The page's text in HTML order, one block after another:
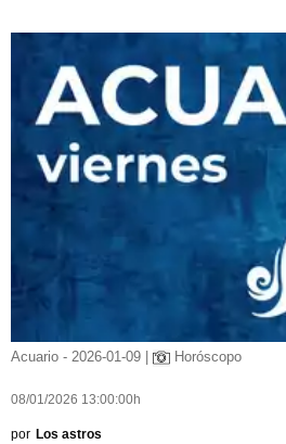
Acuario - 2026-01-09 | Horóscopo
08/01/2026 13:00:00h
por Los astros